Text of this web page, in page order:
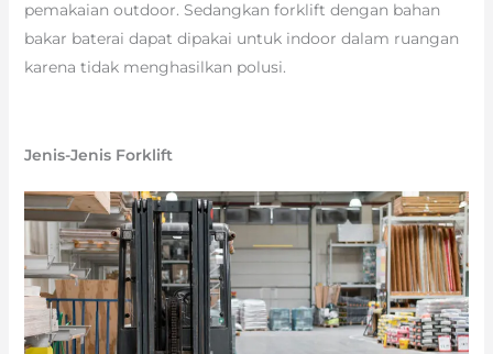
pemakaian outdoor. Sedangkan forklift dengan bahan
bakar baterai dapat dipakai untuk indoor dalam ruangan
karena tidak menghasilkan polusi.
Jenis-Jenis Forklift